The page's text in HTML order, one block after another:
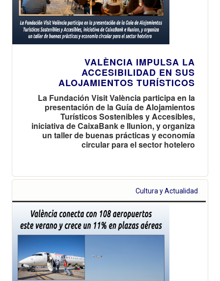
VALÈNCIA IMPULSA LA
ACCESIBILIDAD EN SUS
ALOJAMIENTOS TURÍSTICOS
La Fundación Visit València participa en la
presentación de la Guía de Alojamientos
Turísticos Sostenibles y Accesibles,
iniciativa de CaixaBank e Ilunion, y organiza
un taller de buenas prácticas y economía
circular para el sector hotelero
Cultura y Actualidad